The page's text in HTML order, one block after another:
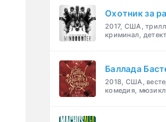
Охотник за
2017, США,
криминал,
Баллада
2018, США,
комедия, мюзикл